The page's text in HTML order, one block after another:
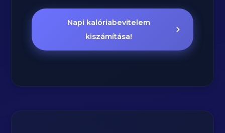
Napi kalóriabevitelem
kiszámítása!